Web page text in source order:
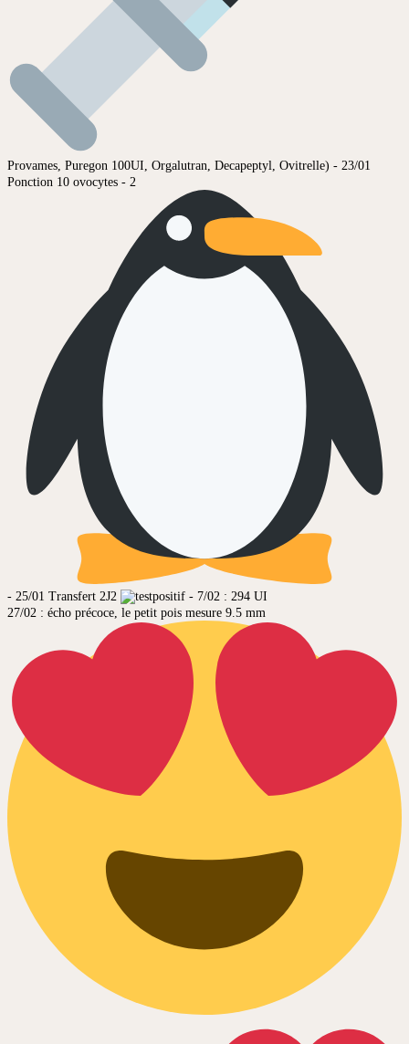
Provames, Puregon 100UI, Orgalutran, Decapeptyl, Ovitrelle) - 23/01
Ponction 10 ovocytes - 2
- 25/01 Transfert 2J2
- 7/02 : 294 UI
27/02 : écho précoce, le petit pois mesure 9.5 mm